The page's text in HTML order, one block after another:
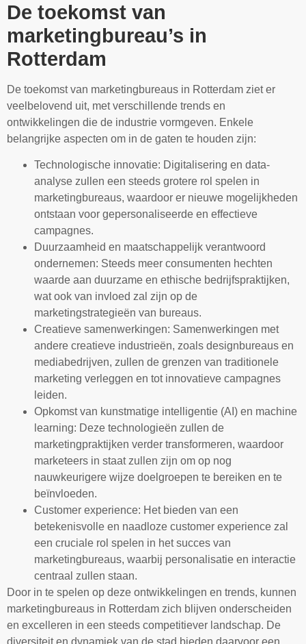
De toekomst van
marketingbureau’s in
Rotterdam
De toekomst van marketingbureaus in Rotterdam ziet er
veelbelovend uit, met verschillende trends en
ontwikkelingen die de industrie vormgeven. Enkele
belangrijke aspecten om in de gaten te houden zijn:
Technologische innovatie: Digitalisering en data-
analyse zullen een steeds grotere rol spelen in
marketingbureaus, waardoor er nieuwe mogelijkheden
ontstaan voor gepersonaliseerde en effectieve
campagnes.
Duurzaamheid en maatschappelijk verantwoord
ondernemen: Steeds meer consumenten hechten
waarde aan duurzame en ethische bedrijfspraktijken,
wat ook van invloed zal zijn op de
marketingstrategieën van bureaus.
Creatieve samenwerkingen: Samenwerkingen met
andere creatieve industrieën, zoals designbureaus en
mediabedrijven, zullen de grenzen van traditionele
marketing verleggen en tot innovatieve campagnes
leiden.
Opkomst van kunstmatige intelligentie (AI) en machine
learning: Deze technologieën zullen de
marketingpraktijken verder transformeren, waardoor
marketeers in staat zullen zijn om op nog
nauwkeurigere wijze doelgroepen te bereiken en te
beïnvloeden.
Customer experience: Het bieden van een
betekenisvolle en naadloze customer experience zal
een cruciale rol spelen in het succes van
marketingbureaus, waarbij personalisatie en interactie
centraal zullen staan.
Door in te spelen op deze ontwikkelingen en trends, kunnen
marketingbureaus in Rotterdam zich blijven onderscheiden
en excelleren in een steeds competitiever landschap. De
diversiteit en dynamiek van de stad bieden daarvoor een